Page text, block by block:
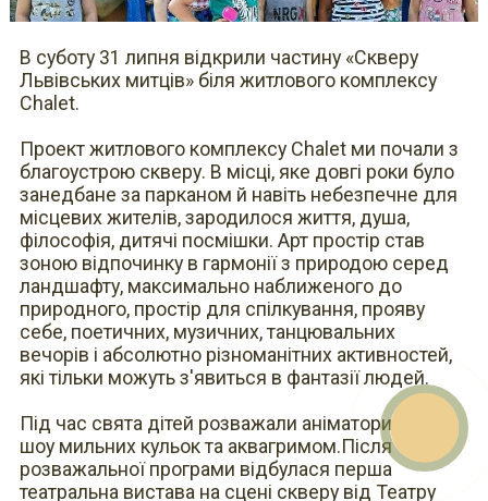
В суботу 31 липня відкрили частину «Скверу
Львівських митців» біля житлового комплексу
Chalet.
Проект житлового комплексу Chalet ми почали з
благоустрою скверу. В місці, яке довгі роки було
занедбане за парканом й навіть небезпечне для
місцевих жителів, зародилося життя, душа,
філософія, дитячі посмішки. Арт простір став
зоною відпочинку в гармонії з природою серед
ландшафту, максимально наближеного до
природного, простір для спілкування, прояву
себе, поетичних, музичних, танцювальних
вечорів і абсолютно різноманітних активностей,
які тільки можуть з'явиться в фантазії людей.
Під час свята дітей розважали аніматори іграми,
шоу мильних кульок та аквагримом.Після
розважальної програми відбулася перша
театральна вистава на сцені скверу від Театру
E-mail
Viber